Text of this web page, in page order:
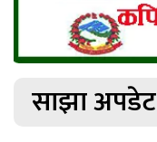
साझा अपडेट